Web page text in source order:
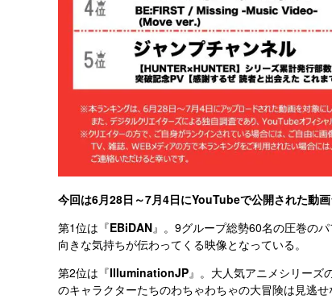
今回は6月28日～7月4日にYouTubeで公開された動
第1位は『EBiDAN』。9グループ総勢60名の圧巻の
向きな気持ちが伝わってくる映像となっている。
第2位は『IlluminationJP』。大人気アニメシリーズ
のキャラクターたちのわちゃわちゃの大冒険は見逃せ